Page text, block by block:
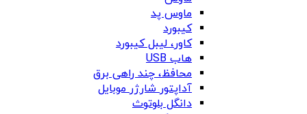
ماوس پد
کیبورد
کاور، لیبل کیبورد
هاب USB
محافظ، چند راهی برق
آداپتور شارژر موبایل
دانگل بلوتوث